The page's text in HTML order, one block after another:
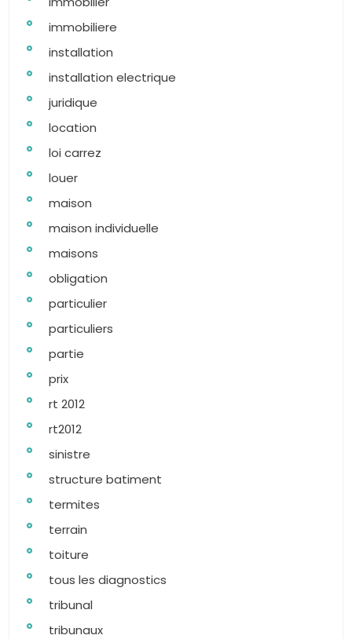
immobiliere
installation
installation electrique
juridique
location
loi carrez
louer
maison
maison individuelle
maisons
obligation
particulier
particuliers
partie
prix
rt 2012
rt2012
sinistre
structure batiment
termites
terrain
toiture
tous les diagnostics
tribunal
tribunaux